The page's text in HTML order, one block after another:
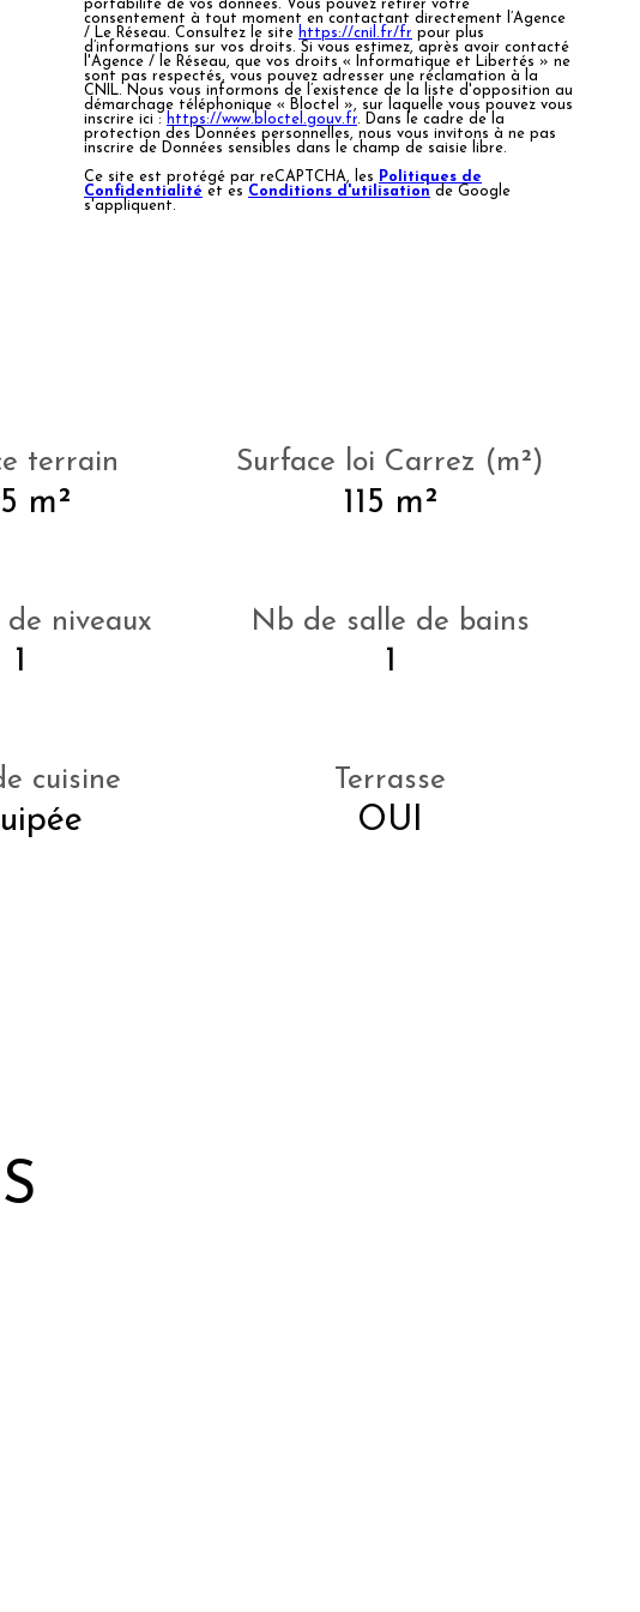
portabilité de vos données. Vous pouvez retirer votre
consentement à tout moment en contactant directement l’Agence
/ Le Réseau. Consultez le site https://cnil.fr/fr pour plus
d’informations sur vos droits. Si vous estimez, après avoir contacté
l'Agence / le Réseau, que vos droits « Informatique et Libertés » ne
sont pas respectés, vous pouvez adresser une réclamation à la
CNIL. Nous vous informons de l’existence de la liste d'opposition au
démarchage téléphonique « Bloctel », sur laquelle vous pouvez vous
inscrire ici : https://www.bloctel.gouv.fr. Dans le cadre de la
protection des Données personnelles, nous vous invitons à ne pas
inscrire de Données sensibles dans le champ de saisie libre.
Ce site est protégé par reCAPTCHA, les Politiques de
Confidentialité et es Conditions d'utilisation de Google
s'appliquent.
terrain
m²
Surface loi Carrez (m²)
115 m²
de niveaux
1
Nb de salle de bains
1
cuisine Terrasse
OUI